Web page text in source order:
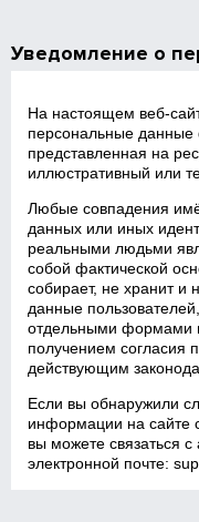
Уведомление о
На настоящем
персональные данные
представленная на
иллюстративный или
Любые совпадения
данных или иных
реальными людьми
собой фактической
собирает, не хранит и
данные
отдельными формами
получением согласия
действующим
Если вы обнаружили
информации на сайте
вы можете связаться
электронной почте: